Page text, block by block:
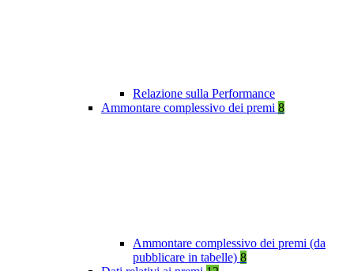
Relazione sulla Performance
Ammontare complessivo dei premi 8
Ammontare complessivo dei premi (da
pubblicare in tabelle) 8